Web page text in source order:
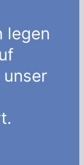
legen